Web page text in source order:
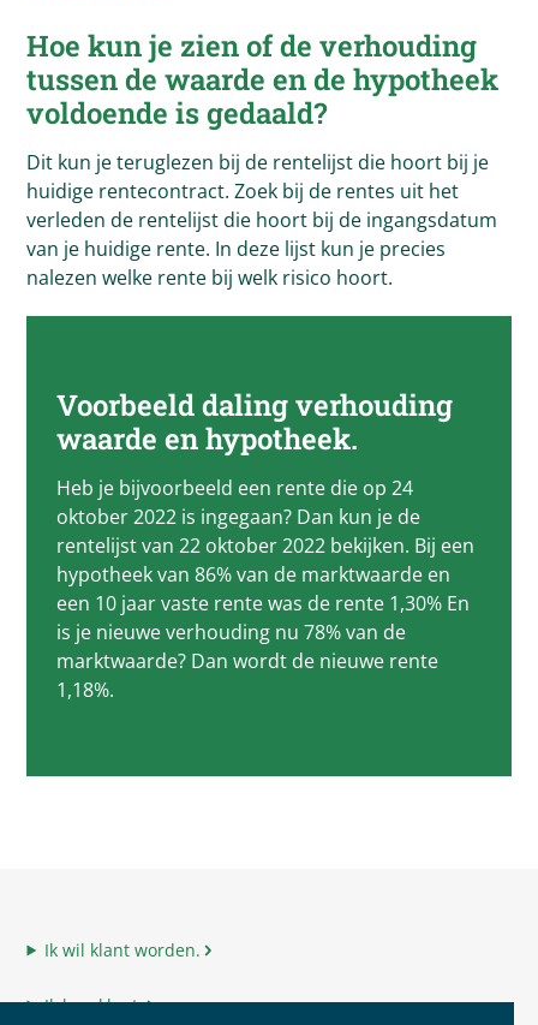
Hoe kun je zien of de verhouding
tussen de waarde en de hypotheek
voldoende is gedaald?
Dit kun je teruglezen bij de rentelijst die hoort bij je
huidige rentecontract. Zoek bij de rentes uit het
verleden de rentelijst die hoort bij de ingangsdatum
van je huidige rente. In deze lijst kun je precies
nalezen welke rente bij welk risico hoort.
Voorbeeld daling verhouding
waarde en hypotheek.
Heb je bijvoorbeeld een rente die op 24
oktober 2022 is ingegaan? Dan kun je de
rentelijst van 22 oktober 2022 bekijken. Bij een
hypotheek van 86% van de marktwaarde en
een 10 jaar vaste rente was de rente 1,30% En
is je nieuwe verhouding nu 78% van de
marktwaarde? Dan wordt de nieuwe rente
1,18%.
Ik wil klant worden.
Ik ben klant.